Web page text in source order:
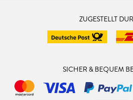
ZUGESTELLT
SICHER & BEQUEM